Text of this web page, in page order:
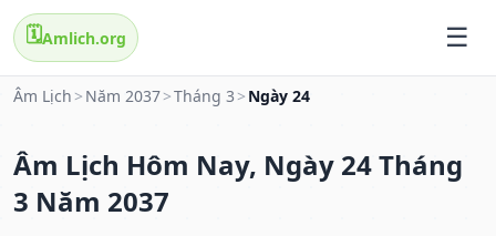
🗓️Amlich.org
Âm Lịch > Năm 2037>Tháng 3 > Ngày 24
Âm Lịch Hôm Nay, Ngày 24 Tháng
3 Năm 2037